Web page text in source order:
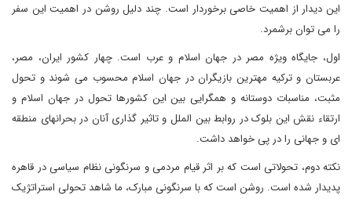
این دیدار از اهمیت خاصی برخوردار است. چند دلیل روشن در اهمیت این سفر
را می توان برشمرد.
اول، جایگاه ویژه مصر در جهان اسلام و عرب است. چهار کشور ایران، مصر،
عربستان و ترکیه مهترین بازیگران در جهان اسلام محسوب می شوند و تحول
مثبت، مناسبات دوستانه و همگرایی بین این کشورها تحول در جهان اسلام و
ارتقاء نقش این بلوک در روابط بین الملل و تاثیر گذاری آنان در بحرانهای منطقه
ای و جهانی را در پی خواهد داشت.
نکته دوم، تحولاتی است که بر اثر قیام مردمی و سرنگونی نظام سیاسی در قاهره
پدیدار شده است. روشن است که با سرنگونی مبارک، ما شاهد تحولی استراتژیک